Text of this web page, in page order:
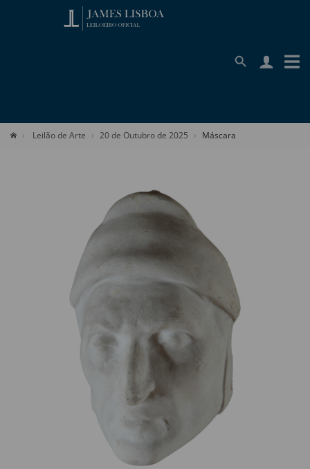
Leilão de Arte 20 de Outubro de 2025 Máscara